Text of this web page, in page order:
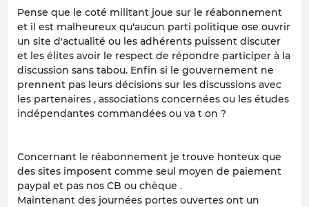
Pense que le coté militant joue sur le réabonnement
et il est malheureux qu'aucun parti politique ose ouvrir
un site d'actualité ou les adhérents puissent discuter
et les élites avoir le respect de répondre participer à la
discussion sans tabou. Enfin si le gouvernement ne
prennent pas leurs décisions sur les discussions avec
les partenaires , associations concernées ou les études
indépendantes commandées ou va t on ?
Concernant le réabonnement je trouve honteux que
des sites imposent comme seul moyen de paiement
paypal et pas nos CB ou chèque .
Maintenant des journées portes ouvertes ont un